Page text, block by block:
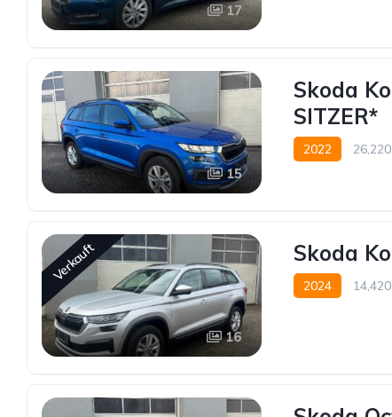
17
15
Skoda
SITZER*
2022
Verkauft
16
Skoda
2024